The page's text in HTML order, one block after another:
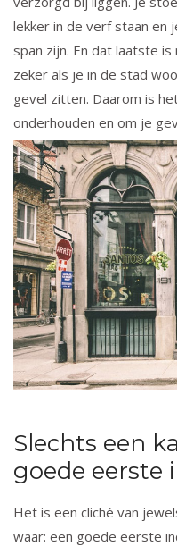
lekker in de verf staan en
span zijn. En dat laatste
zeker als je in de stad
gevel zitten. Daarom is
onderhouden en om je
Slechts een
goede eerste
Het is een cliché van
waar: een goede eerste